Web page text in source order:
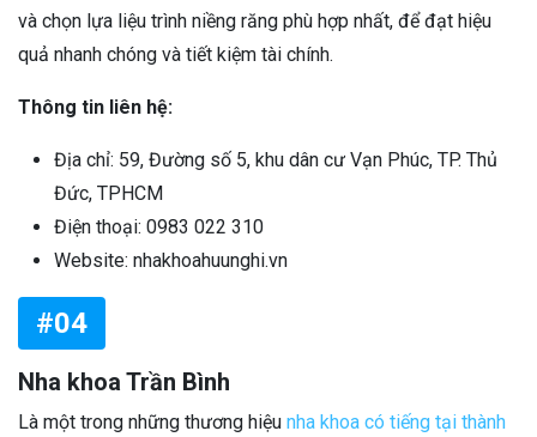
và chọn lựa liệu trình niềng răng phù hợp nhất, để đạt hiệu
quả nhanh chóng và tiết kiệm tài chính.
Thông tin liên hệ:
Địa chỉ: 59, Đường số 5, khu dân cư Vạn Phúc, TP. Thủ
Đức, TPHCM
Điện thoại: 0983 022 310
Website: nhakhoahuunghi.vn
#04
Nha khoa Trần Bình
Là một trong những thương hiệu nha khoa có tiếng tại thành